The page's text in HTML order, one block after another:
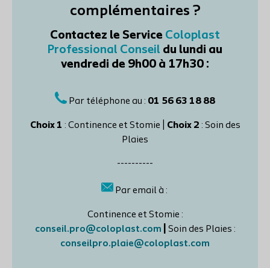
complémentaires ?
Contactez le Service Coloplast
Professional Conseil du lundi au
vendredi de 9h00 à 17h30 :
Par téléphone au : 01 56 63 18 88
Choix 1 : Continence et Stomie | Choix 2 : Soin des
Plaies
----------
Par email à :
Continence et Stomie :
conseil.pro@coloplast.com
Soin des Plaies :
conseilpro.plaie@coloplast.com